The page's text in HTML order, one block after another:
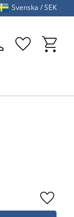
Favoriter
Svenska SEK
Lägg